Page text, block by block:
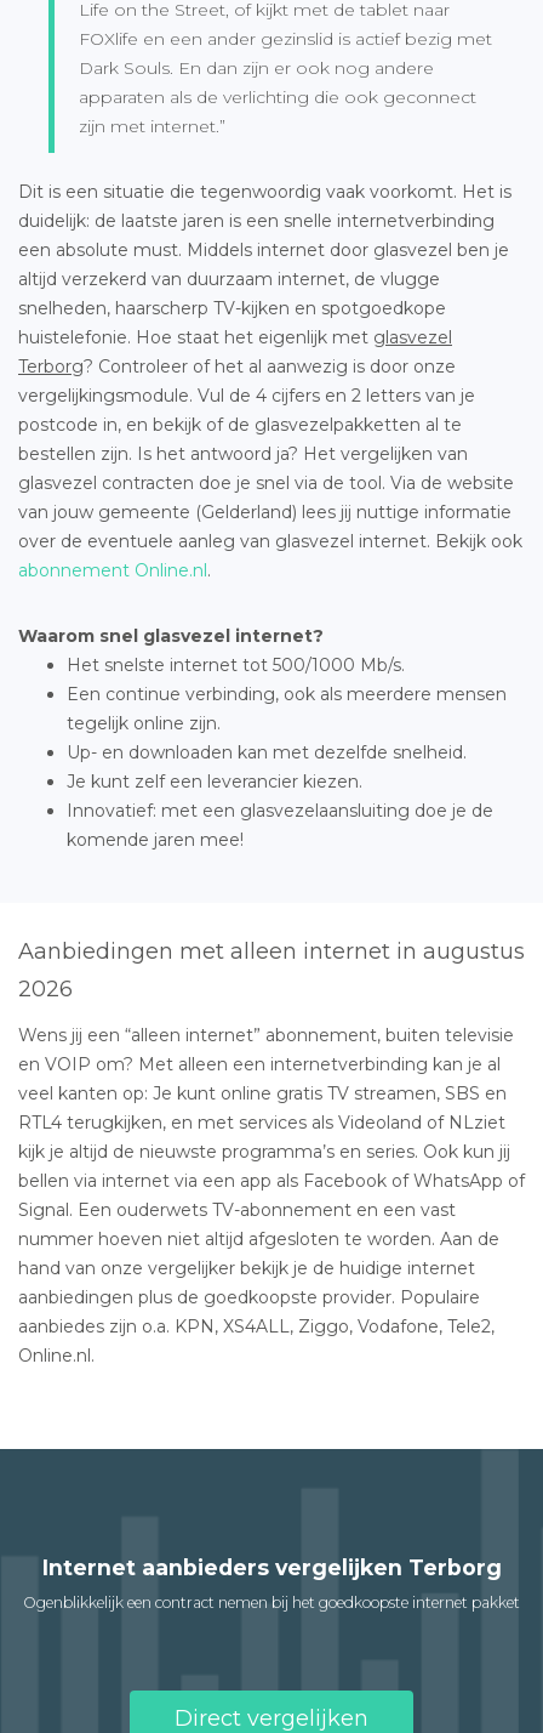
Life on the Street, of kijkt met de tablet naar
FOXlife en een ander gezinslid is actief bezig met
Dark Souls. En dan zijn er ook nog andere
apparaten als de verlichting die ook geconnect
zijn met internet.”
Dit is een situatie die tegenwoordig vaak voorkomt. Het is
duidelijk: de laatste jaren is een snelle internetverbinding
een absolute must. Middels internet door glasvezel ben je
altijd verzekerd van duurzaam internet, de vlugge
snelheden, haarscherp TV-kijken en spotgoedkope
huistelefonie. Hoe staat het eigenlijk met glasvezel
Terborg? Controleer of het al aanwezig is door onze
vergelijkingsmodule. Vul de 4 cijfers en 2 letters van je
postcode in, en bekijk of de glasvezelpakketten al te
bestellen zijn. Is het antwoord ja? Het vergelijken van
glasvezel contracten doe je snel via de tool. Via de website
van jouw gemeente (Gelderland) lees jij nuttige informatie
over de eventuele aanleg van glasvezel internet. Bekijk ook
abonnement Online.nl.
Waarom snel glasvezel internet?
Het snelste internet tot 500/1000 Mb/s.
Een continue verbinding, ook als meerdere mensen
tegelijk online zijn.
Up- en downloaden kan met dezelfde snelheid.
Je kunt zelf een leverancier kiezen.
Innovatief: met een glasvezelaansluiting doe je de
komende jaren mee!
Aanbiedingen met alleen internet in augustus
2026
Wens jij een “alleen internet” abonnement, buiten televisie
en VOIP om? Met alleen een internetverbinding kan je al
veel kanten op: Je kunt online gratis TV streamen, SBS en
RTL4 terugkijken, en met services als Videoland of NLziet
kijk je altijd de nieuwste programma’s en series. Ook kun jij
bellen via internet via een app als Facebook of WhatsApp of
Signal. Een ouderwets TV-abonnement en een vast
nummer hoeven niet altijd afgesloten te worden. Aan de
hand van onze vergelijker bekijk je de huidige internet
aanbiedingen plus de goedkoopste provider. Populaire
aanbiedes zijn o.a. KPN, XS4ALL, Ziggo, Vodafone, Tele2,
Online.nl.
Internet aanbieders vergelijken Terborg
Ogenblikkelijk een contract nemen bij het goedkoopste internet pakket
Direct vergelijken